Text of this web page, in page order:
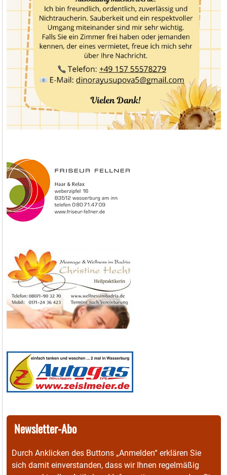
Newsletter-Abo
Durch Anklicken des Buttons „Anmelden“ erklären Sie
sich damit einverstanden, dass wir Ihnen regelmäßig